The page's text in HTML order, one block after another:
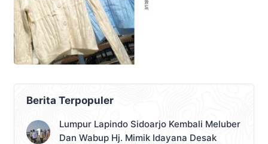
Berita Terpopuler
Lumpur Lapindo Sidoarjo Kembali Meluber
Dan Wabup Hj. Mimik Idayana Desak